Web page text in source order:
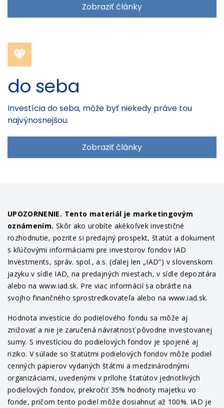
Zobraziť články
do seba
Investícia do seba, môže byť niekedy práve tou
najvýnosnejšou.
Zobraziť články
UPOZORNENIE. Tento materiál je marketingovým
oznámením. Skôr ako urobíte akékoľvek investičné
rozhodnutie, pozrite si predajný prospekt, štatút a dokument
s kľúčovými informáciami pre investorov fondov IAD
Investments, správ. spol., a.s. (ďalej len „IAD“) v slovenskom
jazyku v sídle IAD, na predajných miestach, v sídle depozitára
alebo na www.iad.sk. Pre viac informácií sa obráťte na
svojho finančného sprostredkovateľa alebo na www.iad.sk.
Hodnota investície do podielového fondu sa môže aj
znižovať a nie je zaručená návratnosť pôvodne investovanej
sumy. S investíciou do podielových fondov je spojené aj
riziko. V súlade so štatútmi podielových fondov môže podiel
cenných papierov vydaných štátmi a medzinárodnými
organizáciami, uvedenými v prílohe štatútov jednotlivých
podielových fondov, prekročiť 35% hodnoty majetku vo
fonde, pričom tento podiel môže dosiahnuť až 100%. IAD je